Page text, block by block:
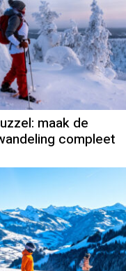
maak de
compleet